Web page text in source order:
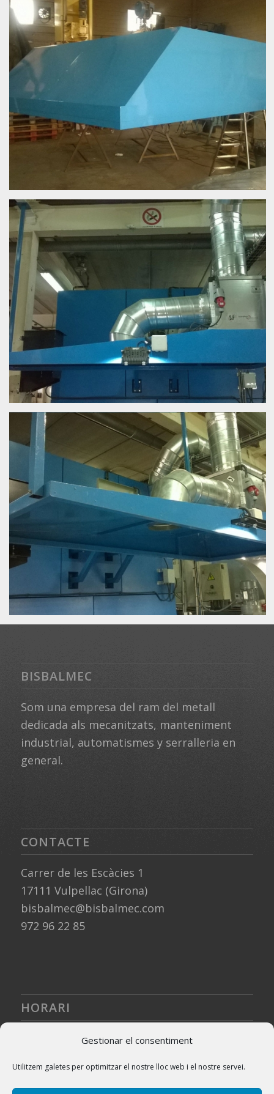
Gestionar el consentiment
Utilitzem galetes per optimitzar el nostre lloc web i el nostre servei.
BISBALMEC
Som una empresa del ram del metall
dedicada als mecanitzats, manteniment
industrial, automatismes y serralleria en
general.
CONTACTE
Carrer de les Escàcies 1
17111 Vulpellac (Girona)
bisbalmec@bisbalmec.com
972 96 22 85
HORARI
De dilluns a divendres
14:30 – 19:00